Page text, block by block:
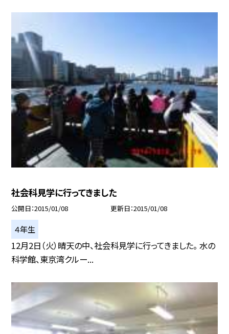
社会科見学に行ってきました
公開日 2015/01/08 更新日 2015/01/08
４年生
12月2日（火）晴天の中、社会科見学に行ってきました。 水の
科学館、東京湾クルー...